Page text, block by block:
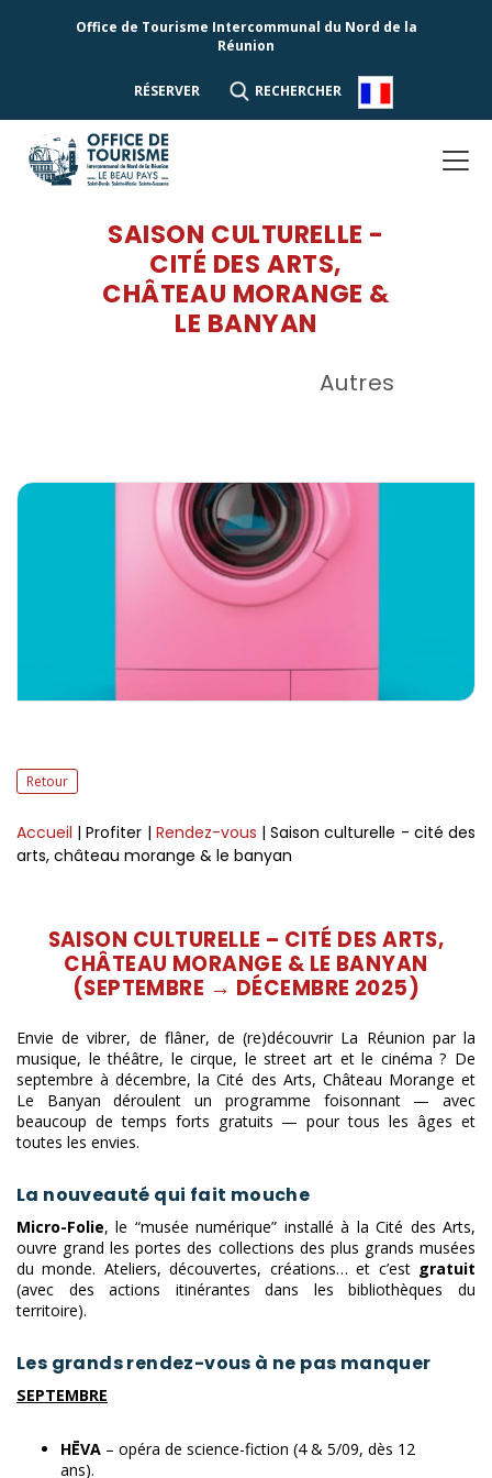
Office de Tourisme Intercommunal du Nord de la
Réunion
RÉSERVER RECHERCHER
SAISON CULTURELLE -
CITÉ DES ARTS,
CHÂTEAU MORANGE &
LE BANYAN
Autres
Retour
Accueil | Profiter | Rendez-vous | Saison culturelle - cité des
arts, château morange & le banyan
SAISON CULTURELLE – CITÉ DES ARTS,
CHÂTEAU MORANGE & LE BANYAN
(SEPTEMBRE → DÉCEMBRE 2025)
Envie de vibrer, de flâner, de (re)découvrir La Réunion par la
musique, le théâtre, le cirque, le street art et le cinéma ? De
septembre à décembre, la Cité des Arts, Château Morange et
Le Banyan déroulent un programme foisonnant — avec
beaucoup de temps forts gratuits — pour tous les âges et
toutes les envies.
La nouveauté qui fait mouche
Micro-Folie, le “musée numérique” installé à la Cité des Arts,
ouvre grand les portes des collections des plus grands musées
du monde. Ateliers, découvertes, créations… et c’est gratuit
(avec des actions itinérantes dans les bibliothèques du
territoire).
Les grands rendez-vous à ne pas manquer
SEPTEMBRE
HĒVA – opéra de science-fiction (4 & 5/09, dès 12
ans).